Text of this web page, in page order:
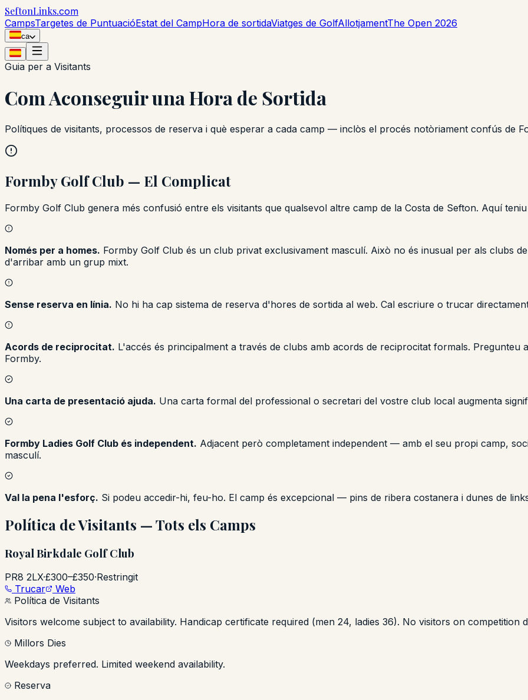
SeftonLinks.com
CampsTargetes de PuntuacióEstat del CampHora de sortidaViatges de GolfAllotjamentThe Open 2026
ca
Guia per a Visitants
Com Aconseguir una Hora de Sortida
Polítiques de visitants, processos de reserva i què esperar a cada camp — inclòs el procés notòriament confús de
Formby Golf Club — El Complicat
Formby Golf Club genera més confusió entre els visitants que qualsevol altre camp de la Costa de Sefton. Aquí
Només per a homes. Formby Golf Club és un club privat exclusivament masculí. Això no és inusual per als clubs
d'arribar amb un grup mixt.
Sense reserva en línia. No hi ha cap sistema de reserva d'hores de sortida al web. Cal escriure o trucar
Acords de reciprocitat. L'accés és principalment a través de clubs amb acords de reciprocitat formals.
Formby.
Una carta de presentació ajuda. Una carta formal del professional o secretari del vostre club local augmenta
Formby Ladies Golf Club és independent. Adjacent però completament independent — amb el seu propi camp,
masculí.
Val la pena l'esforç. Si podeu accedir-hi, feu-ho. El camp és excepcional — pins de ribera costanera i dunes de
Política de Visitants — Tots els Camps
Royal Birkdale Golf Club
PR8 2LX·£300–£350·Restringit
Trucar
Web
Política de Visitants
Visitors welcome subject to availability. Handicap certificate required (men 24, ladies 36). No visitors on competition
Millors Dies
Weekdays preferred. Limited weekend availability.
Reserva